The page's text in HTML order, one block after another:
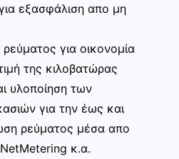
εξασφάλιση απο μη
για οικονομία
της κιλοβατώρας
υλοποίηση των
για την έως και
ρεύματος μέσα απο
κ.α.